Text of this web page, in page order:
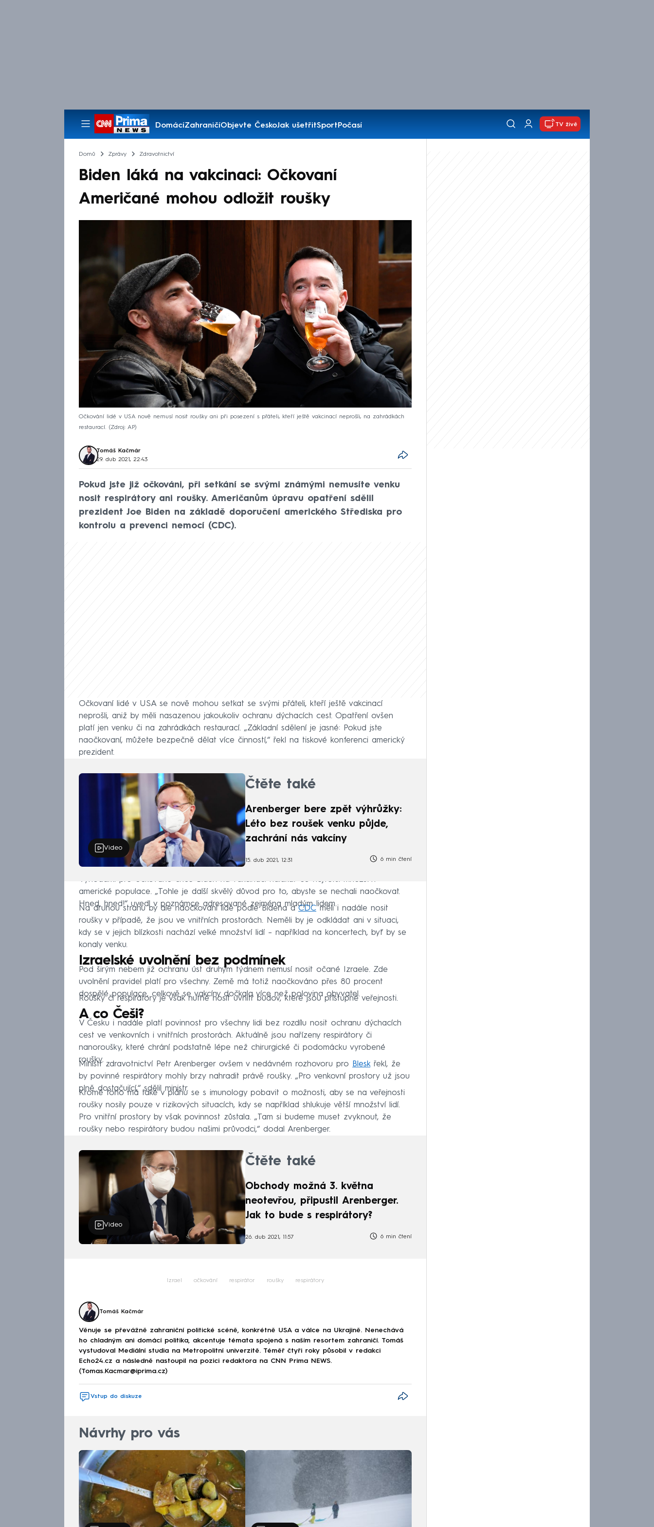
DomácíZahraničíObjevte ČeskoJak ušetřitSportPočasí
Pořady
TV živě
Domů Zprávy Zdravotnictví
Biden láká na vakcinaci: Očkovaní
Američané mohou odložit roušky
Očkování lidé v USA nově nemusí nosit roušky ani při posezení s přáteli, kteří ještě vakcinací neprošli, na zahrádkách
restaurací.
Zdroj: AP
Tomáš Kačmár
29. dub 2021, 22:43
Pokud jste již očkováni, při setkání se svými známými nemusíte venku
nosit respirátory ani roušky. Američanům úpravu opatření sdělil
prezident Joe Biden na základě doporučení amerického Střediska pro
kontrolu a prevenci nemocí (CDC).
Očkovaní lidé v USA se nově mohou setkat se svými přáteli, kteří ještě vakcinací
neprošli, aniž by měli nasazenou jakoukoliv ochranu dýchacích cest. Opatření ovšen
platí jen venku či na zahrádkách restaurací. „Základní sdělení je jasné: Pokud jste
naočkovaní, můžete bezpečně dělat více činností,“ řekl na tiskové konferenci americký
prezident.
Video
Čtěte také
Arenberger bere zpět výhrůžky:
Léto bez roušek venku půjde,
zachrání nás vakcíny
15. dub 2021, 12:31 6 min čtení
Výhodami pro očkované chce Biden na vakcinaci nalákat co největší množství
americké populace. „Tohle je další skvělý důvod pro to, abyste se nechali naočkovat.
Hned, hned!“ uvedl v poznámce adresované zejména mladým lidem.
Na druhou stranu by ale naočkovaní lidé podle Bidena aCDCměli i nadále nosit
roušky v případě, že jsou ve vnitřních prostorách. Neměli by je odkládat ani v situaci,
kdy se v jejich blízkosti nachází velké množství lidí –⁠ například na koncertech, byť by se
konaly venku.
Izraelské uvolnění bez podmínek
Pod širým nebem již ochranu úst druhým týdnem nemusí nosit očané Izraele. Zde
uvolnění pravidel platí pro všechny. Země má totiž naočkováno přes 80 procent
dospělé populace, celkově se vakcíny dočkala více než polovina obyvatel.
Roušky či respirátory je však nutné nosit uvnitř budov, které jsou přístupné veřejnosti.
A co Češi?
V Česku i nadále platí povinnost pro všechny lidi bez rozdílu nosit ochranu dýchacích
cest ve venkovních i vnitřních prostorách. Aktuálně jsou nařízeny respirátory či
nanoroušky, které chrání podstatně lépe než chirurgické či podomácku vyrobené
roušky.
Ministr zdravotnictví Petr Arenberger ovšem v nedávném rozhovoru pro Bleskřekl, že
by povinné respirátory mohly brzy nahradit právě roušky. „Pro venkovní prostory už jsou
plně dostačující,“ sdělil ministr.
Kromě toho má také v plánu se s imunology pobavit o možnosti, aby se na veřejnosti
roušky nosily pouze v rizikových situacích, kdy se například shlukuje větší množství lidí.
Pro vnitřní prostory by však povinnost zůstala. „Tam si budeme muset zvyknout, že
roušky nebo respirátory budou našimi průvodci,“ dodal Arenberger.
Video
Čtěte také
Obchody možná 3. května
neotevřou, připustil Arenberger.
Jak to bude s respirátory?
26. dub 2021, 11:57 6 min čtení
Izrael očkování respirátor roušky respirátory
Tomáš Kačmár
Věnuje se převážně zahraniční politické scéně, konkrétně USA a válce na Ukrajině. Nenechává
ho chladným ani domácí politika, akcentuje témata spojená s naším resortem zahraničí. Tomáš
vystudoval Mediální studia na Metropolitní univerzitě. Téměř čtyři roky působil v redakci
Echo24.cz a následně nastoupil na pozici redaktora na CNN Prima NEWS.
(Tomas.Kacmar@iprima.cz)
Vstup do diskuze
Návrhy pro vás